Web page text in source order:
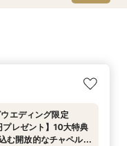
エディング限定
レゼント】10大特典
む開放的なチャペル＆